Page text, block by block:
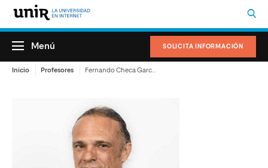
SOLICITA INFORMACIÓN
Menú
Inicio Profesores